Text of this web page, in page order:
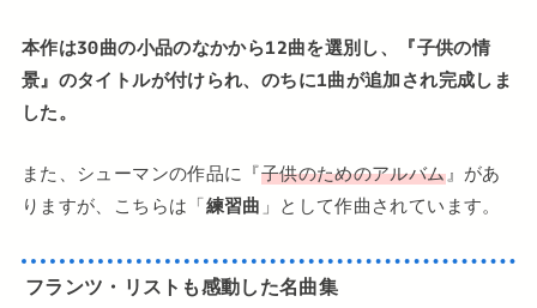
本作は30曲の小品のなかから12曲を選別し、『子供の情
景』のタイトルが付けられ、のちに1曲が追加され完成しま
した。
また、シューマンの作品に『子供のためのアルバム』があ
りますが、こちらは「練習曲 」として作曲されています。
フランツ・リストも感動した名曲集